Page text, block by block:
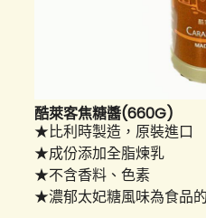
酷萊客焦糖醬(660G)
★比利時製造，原裝進口
★成份添加全脂煉乳
★不含香料、色素
★濃郁太妃糖風味為食品